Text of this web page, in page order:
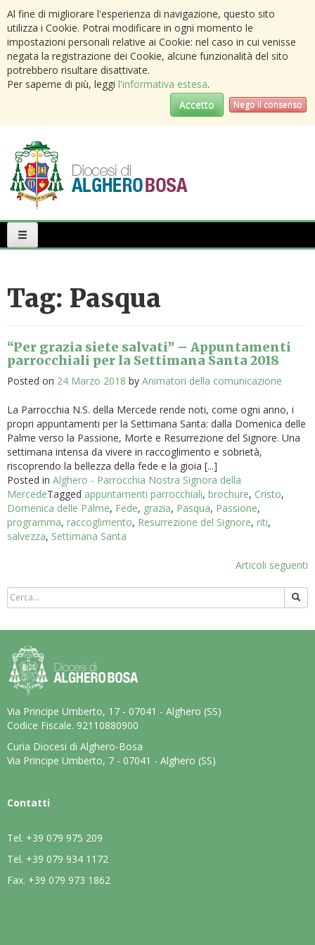
Al fine di migliorare l'esperienza di navigazione, questo sito
utilizza i Cookie. Potrai modificare in ogni momento le
impostazioni personali relative ai Cookie: nel caso in cui venisse
negata la registrazione dei Cookie, alcune funzionalità del sito
potrebbero risultare disattivate.
Per saperne di più, leggi l'informativa estesa.
Accetto
Nego il consenso
Menu
Tag: Pasqua
“Per grazia siete salvati” – Appuntamenti
parrocchiali per la Settimana Santa 2018
Posted on 24 Marzo 2018 by Animatori della comunicazione
La Parrocchia N.S. della Mercede rende noti, come ogni anno, i
propri appuntamenti per la Settimana Santa: dalla Domenica delle
Palme verso la Passione, Morte e Resurrezione del Signore. Una
settimana intensa da vivere in raccoglimento e sobrietà,
riscoprendo la bellezza della fede e la gioia [...]
Posted in Alghero - Parrocchia Nostra Signora della
MercedeTagged appuntamenti parrocchiali, brochure, Cristo,
Domenica delle Palme, Fede, grazia, Pasqua, Passione,
programma, raccoglimento, Resurrezione del Signore, riti,
salvezza, Settimana Santa
articoli
Articoli seguenti
Via Principe Umberto, 17 - 07041 - Alghero (SS)
Codice Fiscale. 92110880900
Curia Diocesi di Alghero-Bosa
Via Principe Umberto, 7 - 07041 - Alghero (SS)
Contatti
Tel. +39 079 975 209
Tel. +39 079 934 1172
Fax. +39 079 973 1862